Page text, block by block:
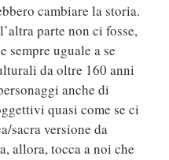
cambiare la storia.
parte non ci fosse,
sempre uguale a se
da oltre 160 anni
anche di
quasi come se ci
sacra versione da
allora, tocca a noi che